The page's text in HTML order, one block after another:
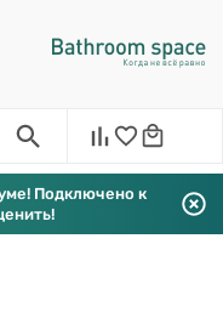
Подключено к